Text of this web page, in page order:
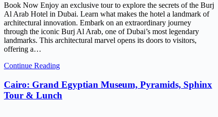
Book Now Enjoy an exclusive tour to explore the secrets of the Burj
Al Arab Hotel in Dubai. Learn what makes the hotel a landmark of
architectural innovation. Embark on an extraordinary journey
through the iconic Burj Al Arab, one of Dubai’s most legendary
landmarks. This architectural marvel opens its doors to visitors,
offering a…
Continue Reading
Cairo: Grand Egyptian Museum, Pyramids, Sphinx
Tour & Lunch